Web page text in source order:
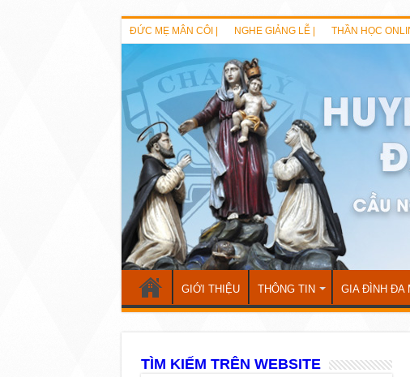
ĐỨC MẸ MÂN CÔI | NGHE GIẢNG LỄ | THẦN HỌC
GIỚI THIỆU THÔNG TIN GIA ĐÌNH ĐA
TÌM KIẾM TRÊN WEBSITE